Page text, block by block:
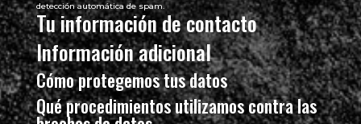
detección automática de spam.
Tu información de contacto
Información adicional
Cómo protegemos tus datos
Qué procedimientos utilizamos contra las